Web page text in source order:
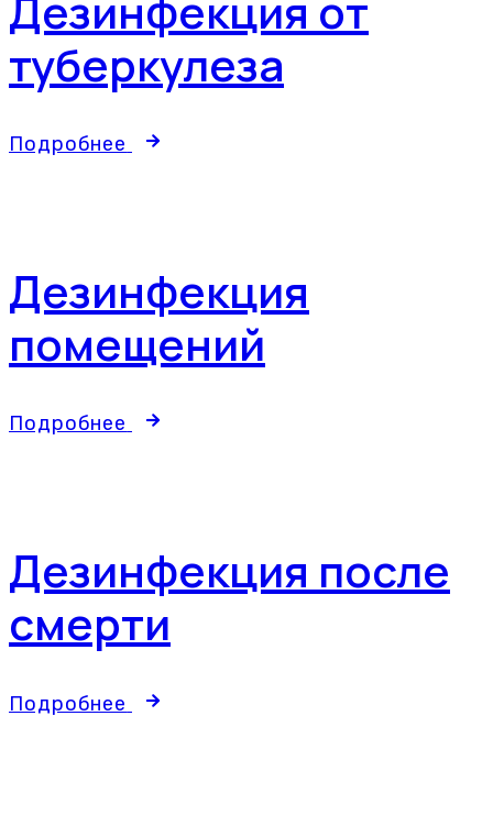
туберкулеза
Подробнее
Дезинфекция
помещений
Подробнее
Дезинфекция после
смерти
Подробнее